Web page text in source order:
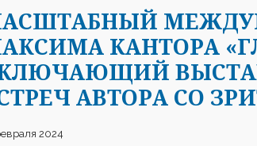
КАНТОРА
АВТОРА СО
2024